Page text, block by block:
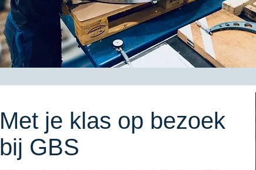
Met je klas op bezoek
bij GBS